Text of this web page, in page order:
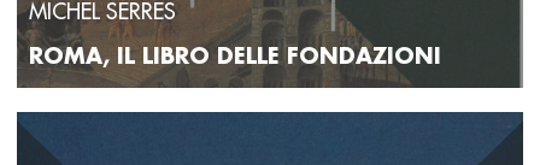
MICHEL SERRES
ROMA, IL LIBRO DELLE FONDAZIONI